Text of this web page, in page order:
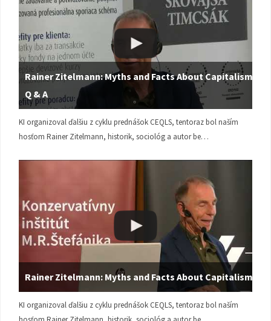
Rainer Zitelmann: Myths and Facts About Capitalism |
Q & A
KI organizoval ďalšiu z cyklu prednášok CEQLS, tentoraz bol naším
hosťom Rainer Zitelmann, historik, sociológ a autor be…
Rainer Zitelmann: Myths and Facts About Capitalism
KI organizoval ďalšiu z cyklu prednášok CEQLS, tentoraz bol naším